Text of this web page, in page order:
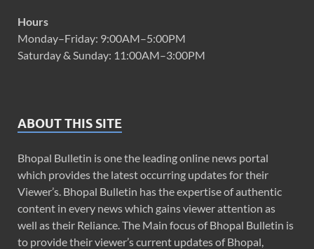
Hours
Monday–Friday: 9:00AM–5:00PM
Saturday & Sunday: 11:00AM–3:00PM
ABOUT THIS SITE
Bhopal Bulletin is one the leading online news portal
which provides the latest occurring updates for their
Viewer’s. Bhopal Bulletin has the expertise of authentic
content in every news which gains viewer attention as
well as their Reliance. The Main focus of Bhopal Bulletin is
to provide their viewer’s current updates of Bhopal,